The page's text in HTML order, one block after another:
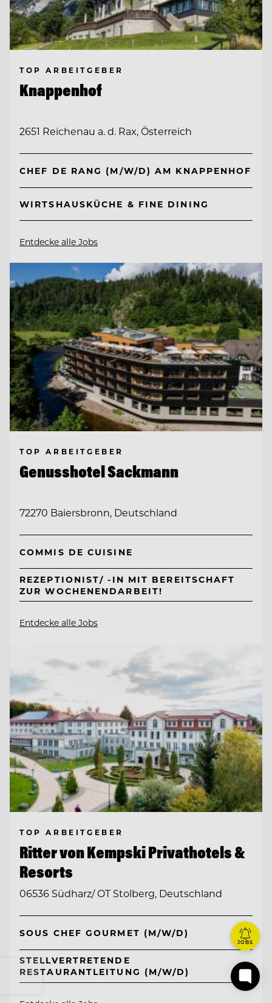
TOP ARBEITGEBER
Knappenhof
2651 Reichenau a. d. Rax, Österreich
CHEF DE RANG (M/W/D) AM KNAPPENHOF
WIRTSHAUSKÜCHE & FINE DINING
Entdecke alle Jobs
TOP ARBEITGEBER
Genusshotel Sackmann
72270 Baiersbronn, Deutschland
COMMIS DE CUISINE
REZEPTIONIST/ -IN MIT BEREITSCHAFT
ZUR WOCHENENDARBEIT!
Entdecke alle Jobs
TOP ARBEITGEBER
Ritter von Kempski Privathotels &
Resorts
06536 Südharz/ OT Stolberg, Deutschland
SOUS CHEF GOURMET (M/W/D)
STELLVERTRETENDE
RESTAURANTLEITUNG (M/W/D)
JOBS